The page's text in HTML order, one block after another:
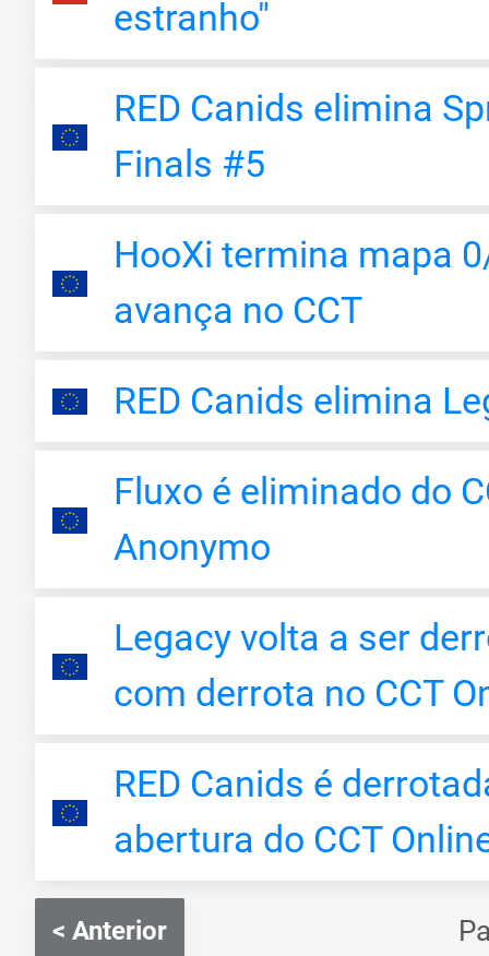
estranho"
RED Canids elimina
Finals #5
HooXi termina mapa
avança no CCT
RED Canids elimina
Fluxo é eliminado do
Anonymo
Legacy volta a ser
com derrota no CCT
RED Canids é
abertura do CCT
< Anterior